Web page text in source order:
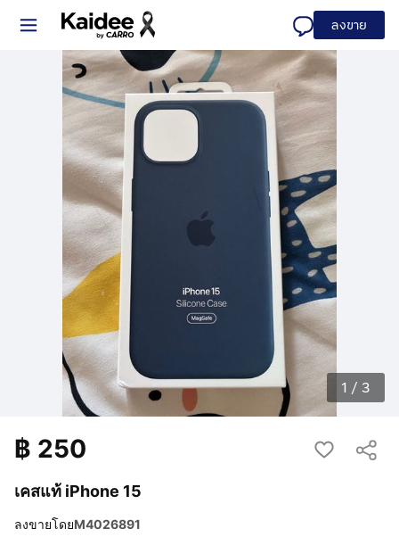
ลงขาย
1 / 3
เคสแท้ iPhone 15
฿ 250
ลงขายโดยM4026891